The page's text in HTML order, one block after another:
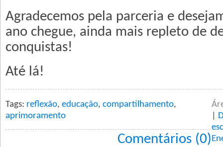
Agradecemos pela parceria e
ano chegue, ainda mais repleto de
conquistas!
Até lá!
Tags: reflexão, educação, compartilhamento,
aprimoramento
Comentários (0)